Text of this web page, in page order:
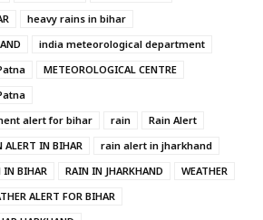
heavy rains in bihar
india meteorological department
METEOROLOGICAL CENTRE
alert for bihar
rain
Rain Alert
ALERT IN BIHAR
rain alert in jharkhand
IN BIHAR RAIN IN JHARKHAND
WEATHER
ALERT FOR BIHAR